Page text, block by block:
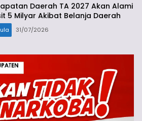
Daerah TA 2027 Akan Alami
5 Milyar Akibat Belanja Daerah
31/07/2026